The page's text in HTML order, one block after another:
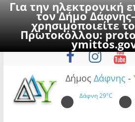
Για την ηλεκτρονική
τον Δήμο
χρησιμοποιείτε
Πρωτοκόλλου:
to
Κυριακή, 9
Δήμος Δάφνης -
Δάφνη29°C